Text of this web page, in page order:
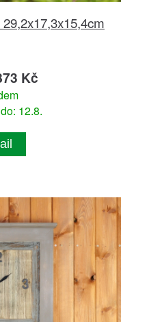
Kč
12.8.